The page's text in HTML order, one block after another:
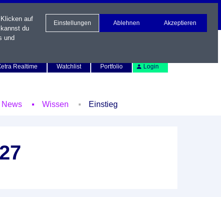
Realtime
Watchlist Portfolio Login
News Wissen Einstieg
auf
du
und
Einstellungen Ablehnen Akzeptieren